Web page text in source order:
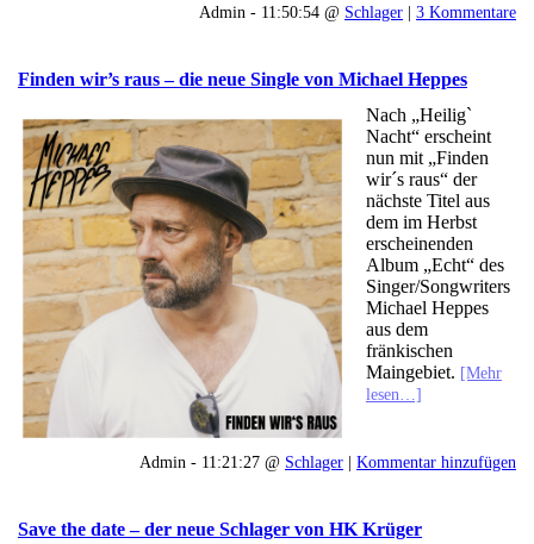
Admin - 11:50:54 @ Schlager | 3 Kommentare
Finden wir’s raus – die neue Single von Michael Heppes
Nach „Heilig`
Nacht“ erscheint
nun mit „Finden
wir´s raus“ der
nächste Titel aus
dem im Herbst
erscheinenden
Album „Echt“ des
Singer/Songwriters
Michael Heppes
aus dem
fränkischen
Maingebiet. [Mehr
lesen…]
Admin - 11:21:27 @ Schlager | Kommentar hinzufügen
Save the date – der neue Schlager von HK Krüger